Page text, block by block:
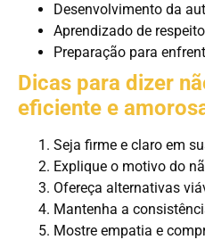
Desenvolvimento da
Aprendizado de
Preparação para
Dicas para dizer
eficiente e
Seja firme e claro em
Explique o motivo do
Ofereça alternativas
Mantenha a
Mostre empatia e